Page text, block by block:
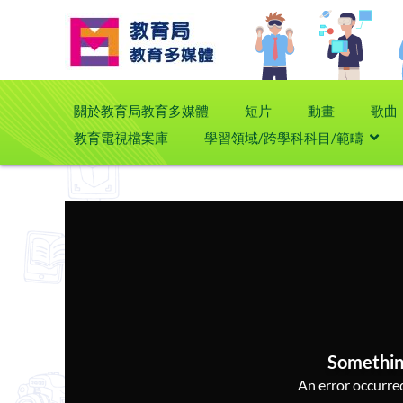
關於教育局教育多媒體 短片 動畫
歌曲
教育電視檔案庫
學習領域/跨學科科目/範疇
An error